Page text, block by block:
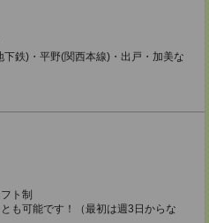
下鉄)・平野(関西本線)・出戸・加美な
ト制
も可能です！（最初は週3日からな